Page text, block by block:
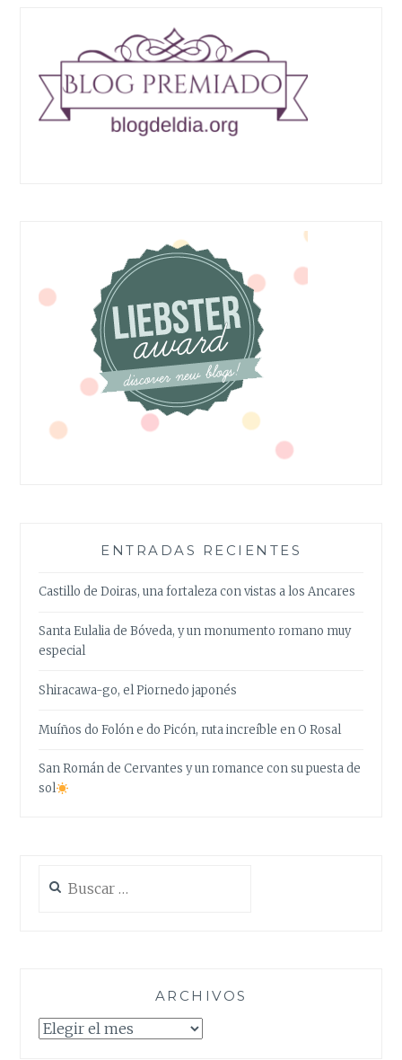
ENTRADAS RECIENTES
Castillo de Doiras, una fortaleza con vistas a los Ancares
Santa Eulalia de Bóveda, y un monumento romano muy
especial
Shiracawa-go, el Piornedo japonés
Muíños do Folón e do Picón, ruta increíble en O Rosal
San Román de Cervantes y un romance con su puesta de
sol
ARCHIVOS
Archivos